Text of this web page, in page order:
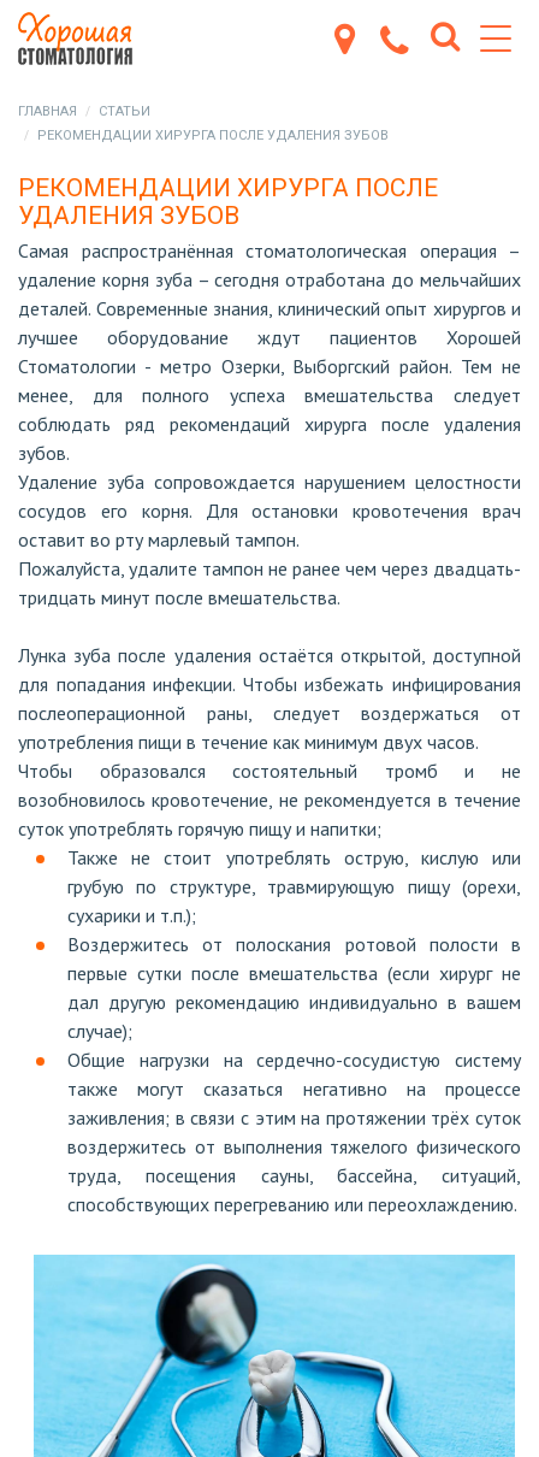
ГЛАВНАЯ
СТАТЬИ
РЕКОМЕНДАЦИИ ХИРУРГА ПОСЛЕ УДАЛЕНИЯ ЗУБОВ
РЕКОМЕНДАЦИИ ХИРУРГА ПОСЛЕ
УДАЛЕНИЯ ЗУБОВ
Самая распространённая стоматологическая операция –
удаление корня зуба – сегодня отработана до мельчайших
деталей. Современные знания, клинический опыт хирургов и
лучшее оборудование ждут пациентов Хорошей
Стоматологии - метро Озерки, Выборгский район. Тем не
менее, для полного успеха вмешательства следует
соблюдать ряд рекомендаций хирурга после удаления
зубов.
Удаление зуба сопровождается нарушением целостности
сосудов его корня. Для остановки кровотечения врач
оставит во рту марлевый тампон.
Пожалуйста, удалите тампон не ранее чем через двадцать-
тридцать минут после вмешательства.
Лунка зуба после удаления остаётся открытой, доступной
для попадания инфекции. Чтобы избежать инфицирования
послеоперационной раны, следует воздержаться от
употребления пищи в течение как минимум двух часов.
Чтобы образовался состоятельный тромб и не
возобновилось кровотечение, не рекомендуется в течение
суток употреблять горячую пищу и напитки;
Также не стоит употреблять острую, кислую или
грубую по структуре, травмирующую пищу (орехи,
сухарики и т.п.);
Воздержитесь от полоскания ротовой полости в
первые сутки после вмешательства (если хирург не
дал другую рекомендацию индивидуально в вашем
случае);
Общие нагрузки на сердечно-сосудистую систему
также могут сказаться негативно на процессе
заживления; в связи с этим на протяжении трёх суток
воздержитесь от выполнения тяжелого физического
труда, посещения сауны, бассейна, ситуаций,
способствующих перегреванию или переохлаждению.